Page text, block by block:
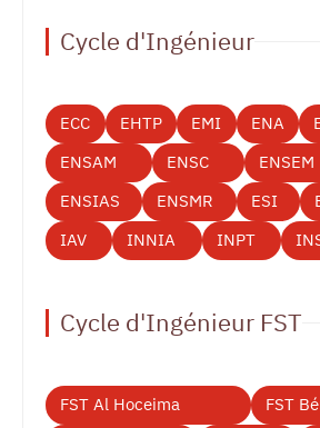
Cycle d'Ingénieur
ECC EHTP EMI ENA
ENSAM
ENSC ENSEM
ENSIAS
ENSMR ESI
IAV
INNIA INPT
Cycle d'Ingénieur FST
FST Al Hoceima
FST